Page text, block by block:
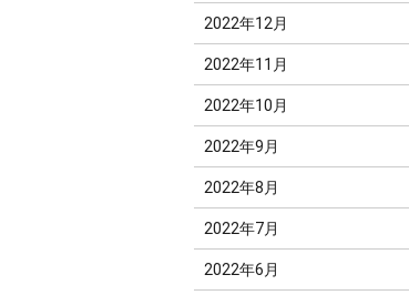
2022年12月
2022年11月
2022年10月
2022年9月
2022年8月
2022年7月
2022年6月